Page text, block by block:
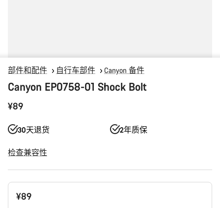
部件和配件 自行车部件 Canyon 备件
Canyon EP0758-01 Shock Bolt
¥89
30天退货 2年质保
检查兼容性
产
¥89